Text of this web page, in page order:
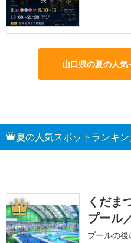
山口県の夏の人
夏の人気スポットランキン
1
くだま
プール
プールの